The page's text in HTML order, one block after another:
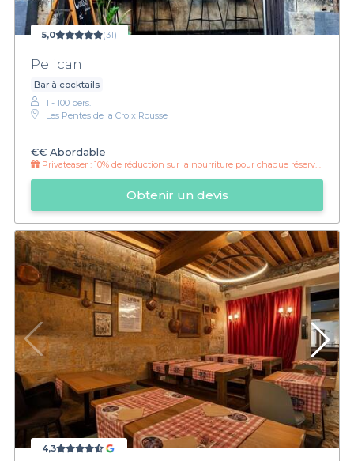
5,0 (31)
Pelican
Bar à cocktails
1 - 100 pers.
Les Pentes de la Croix Rousse
€€ Abordable
Privateaser : 10% de réduction sur la nourriture pour chaque réservation !
Obtenir un devis
4,3